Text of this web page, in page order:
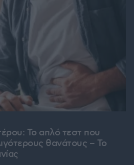
Το απλό τεστ που
θανάτους – Το